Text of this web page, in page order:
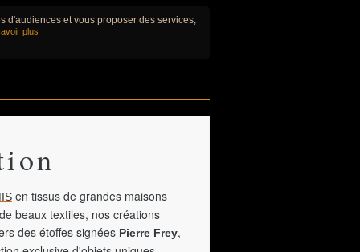
d'audiences et vous proposer des services,
plus
en tissus de grandes maisons
beaux textiles, nos créations
des étoffes signées Pierre Frey,